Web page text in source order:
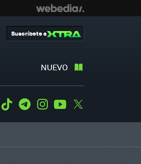
NUEVO
Suscríbete a
WhatsApp
Tiktok TelegramInstagramYoutube